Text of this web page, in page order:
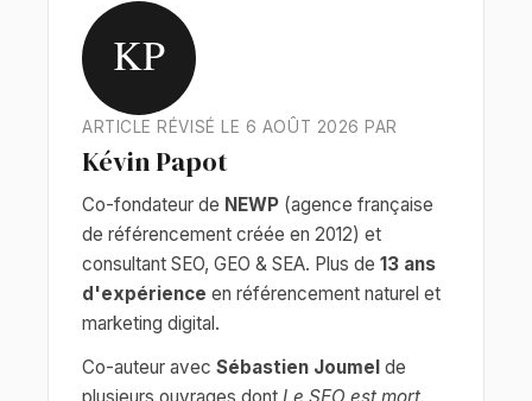
KP
ARTICLE RÉVISÉ LE 6 AOÛT 2026 PAR
Kévin Papot
Co-fondateur de NEWP (agence française
de référencement créée en 2012) et
consultant SEO, GEO & SEA. Plus de 13 ans
d'expérience en référencement naturel et
marketing digital.
Co-auteur avec Sébastien Joumel de